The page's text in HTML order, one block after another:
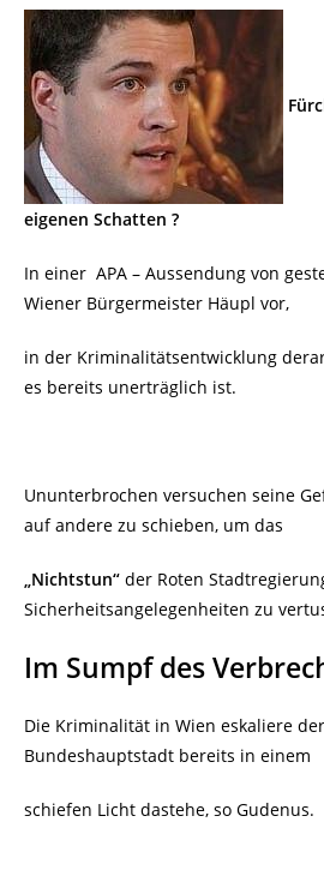
eigenen Schatten ?
In einer APA – Aussendung von
Wiener Bürgermeister Häupl vor,
in der Kriminalitätsentwicklung
es bereits unerträglich ist.
Ununterbrochen versuchen seine
auf andere zu schieben, um das
„Nichtstun“ der Roten
Sicherheitsangelegenheiten zu
Im Sumpf des
Die Kriminalität in Wien eskaliere
Bundeshauptstadt bereits in einem
schiefen Licht dastehe, so Gudenus.